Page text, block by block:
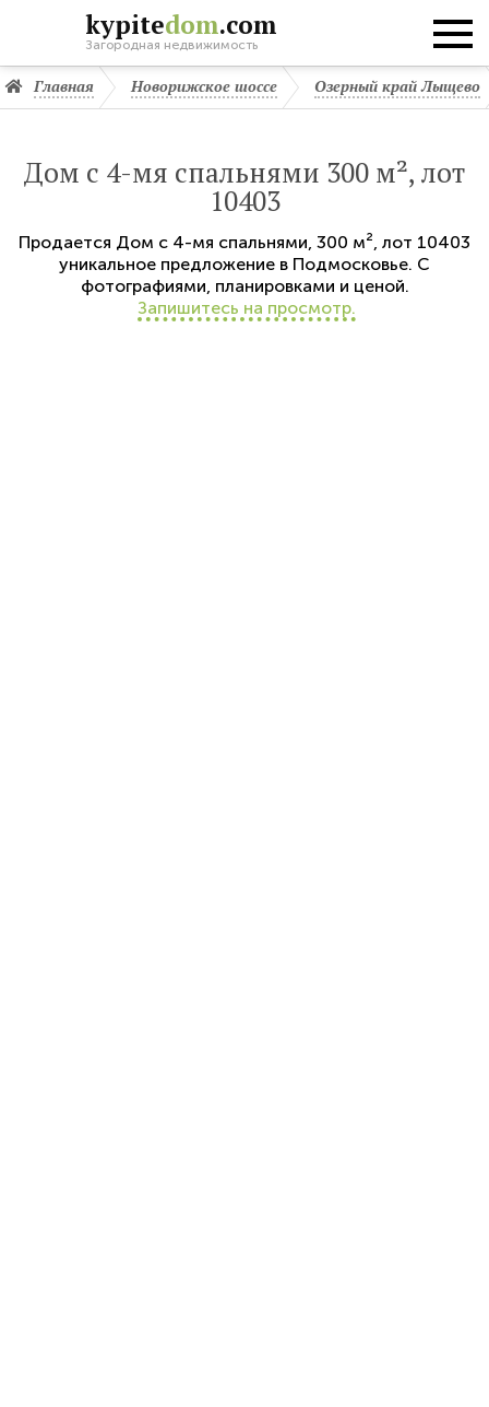
kypitedom.com
Загородная недвижимость
Главная Новорижское шоссе Озерный край Лыщево
Дом с 4-мя спальнями 300 м², лот
10403
Продается Дом с 4-мя спальнями, 300 м², лот 10403
уникальное предложение в Подмосковье. С
фотографиями, планировками и ценой.
Запишитесь на просмотр.